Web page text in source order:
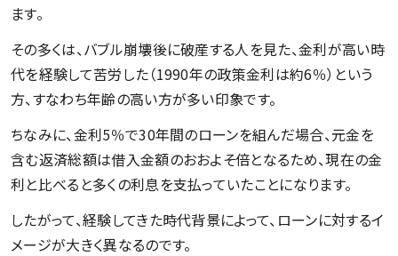
ます。
その多くは、バブル崩壊後に破産する人を見た、金利が高い時
代を経験して苦労した（1990年の政策金利は約6％）という
方、すなわち年齢の高い方が多い印象です。
ちなみに、金利5％で30年間のローンを組んだ場合、元金を
含む返済総額は借入金額のおおよそ倍となるため、現在の金
利と比べると多くの利息を支払っていたことになります。
したがって、経験してきた時代背景によって、ローンに対するイ
メージが大きく異なるのです。